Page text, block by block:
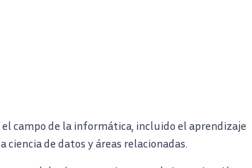
campo de la informática, incluido el aprendizaje
de datos y áreas relacionadas.